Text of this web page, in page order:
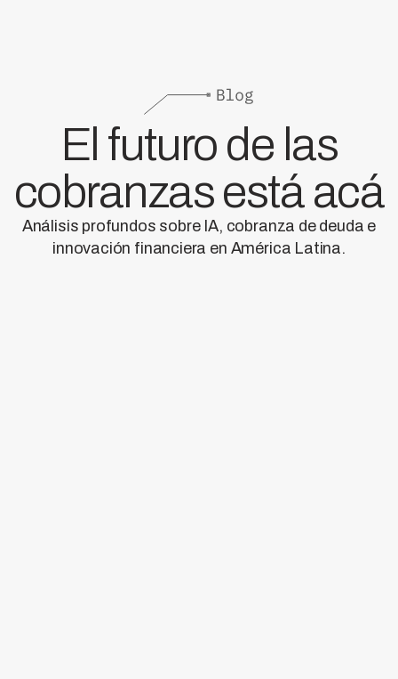
El futuro de las
cobranzas está acá
Análisis profundos sobre IA, cobranza de deuda e
innovación financiera en América Latina.